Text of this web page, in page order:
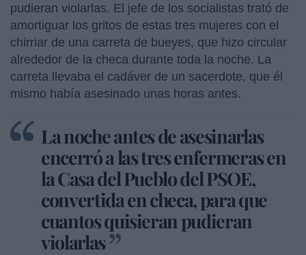
pudieran violarlas. El jefe de los socialistas trató de
amortiguar los gritos de estas tres mujeres con el
chirriar de una carreta de bueyes, que hizo circular
alrededor de la checa durante toda la noche. La
carreta llevaba el cadáver de un sacerdote, que él
mismo había asesinado unas horas antes.
La noche antes de asesinarlas
encerró a las tres enfermeras en
la Casa del Pueblo del PSOE,
convertida en checa, para que
cuantos quisieran pudieran
violarlas